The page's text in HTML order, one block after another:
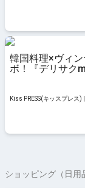
韓国料理×ヴィ
ボ！『デリサク
Kiss PRESS(キッスプレス)
ショッピング（日用